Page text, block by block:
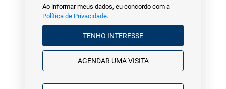
Ao informar meus dados, eu concordo com a
Política de Privacidade.
TENHO INTERESSE
AGENDAR UMA VISITA